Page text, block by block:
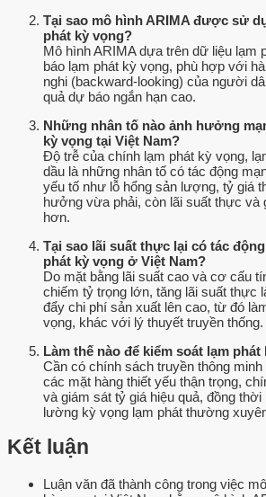
Tại sao mô hình ARIMA được sử
phát kỳ vọng?
Mô hình ARIMA dựa trên dữ liệu lạm
báo lạm phát kỳ vọng, phù hợp với
nghi (backward-looking) của người
quả dự báo ngắn hạn cao.
Những nhân tố nào ảnh hưởng
kỳ vọng tại Việt Nam?
Độ trễ của chính lạm phát kỳ vọng,
dầu là những nhân tố có tác động
yếu tố như lỗ hổng sản lượng, tỷ giá
hưởng vừa phải, còn lãi suất thực và
hơn.
Tại sao lãi suất thực lại có tác
phát kỳ vọng ở Việt Nam?
Do mặt bằng lãi suất cao và cơ cấu
chiếm tỷ trọng lớn, tăng lãi suất thực
đẩy chi phí sản xuất lên cao, từ đó
vọng, khác với lý thuyết truyền thống.
Làm thế nào để kiểm soát lạm
Cần có chính sách truyền thông
các mặt hàng thiết yếu thận trọng,
và giám sát tỷ giá hiệu quả, đồng thời
lường kỳ vọng lạm phát thường
Kết luận
Luận văn đã thành công trong việc